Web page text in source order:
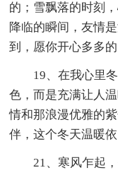
的；雪飘落的时刻
降临的瞬间，友情
到，愿你开心多多的
19、在我心里
色，而是充满让人
情和那浪漫优雅的
伴，这个冬天温暖依
21、寒风乍起